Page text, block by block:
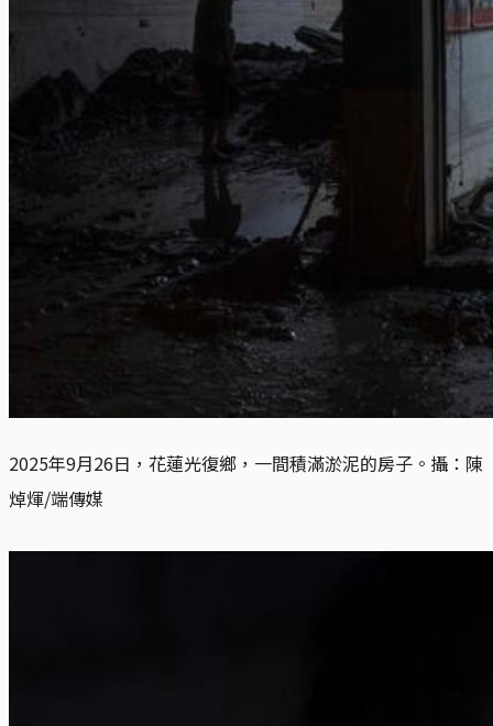
2025年9月26日，花蓮光復鄉，一間積滿淤泥的房子。攝：陳
焯煇/端傳媒